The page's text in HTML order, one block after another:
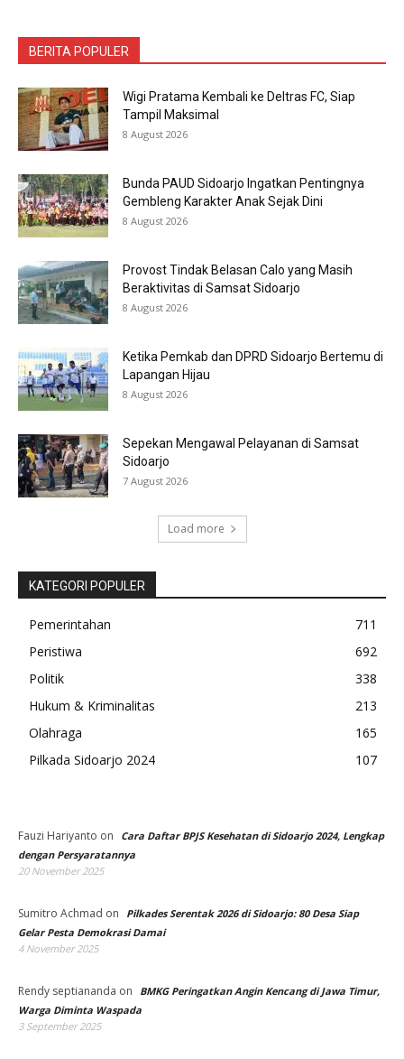
BERITA POPULER
Wigi Pratama Kembali ke Deltras FC, Siap
Tampil Maksimal
8 August 2026
Bunda PAUD Sidoarjo Ingatkan Pentingnya
Gembleng Karakter Anak Sejak Dini
8 August 2026
Provost Tindak Belasan Calo yang Masih
Beraktivitas di Samsat Sidoarjo
8 August 2026
Ketika Pemkab dan DPRD Sidoarjo Bertemu di
Lapangan Hijau
8 August 2026
Sepekan Mengawal Pelayanan di Samsat
Sidoarjo
7 August 2026
Load more
KATEGORI POPULER
Pemerintahan
711
Peristiwa
692
Politik
338
Hukum & Kriminalitas
213
Olahraga
165
Pilkada Sidoarjo 2024
107
Fauzi Hariyanto on
Cara Daftar BPJS Kesehatan di Sidoarjo 2024, Lengkap
dengan Persyaratannya
20 November 2025
Sumitro Achmad on
Pilkades Serentak 2026 di Sidoarjo: 80 Desa Siap
Gelar Pesta Demokrasi Damai
4 November 2025
Rendy septiananda on
BMKG Peringatkan Angin Kencang di Jawa Timur,
Warga Diminta Waspada
3 September 2025